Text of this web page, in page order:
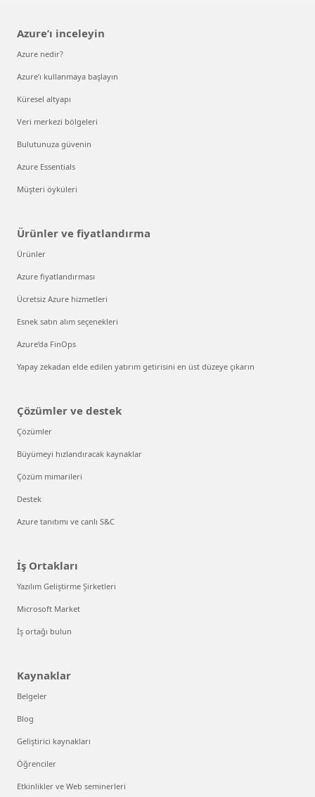
Azure’ı inceleyin
Azure nedir?
Azure’ı kullanmaya başlayın
Küresel altyapı
Veri merkezi bölgeleri
Bulutunuza güvenin
Azure Essentials
Müşteri öyküleri
Ürünler ve fiyatlandırma
Ürünler
Azure fiyatlandırması
Ücretsiz Azure hizmetleri
Esnek satın alım seçenekleri
Azure’da FinOps
Yapay zekadan elde edilen yatırım getirisini en üst düzeye çıkarın
Çözümler ve destek
Çözümler
Büyümeyi hızlandıracak kaynaklar
Çözüm mimarileri
Destek
Azure tanıtımı ve canlı S&C
İş Ortakları
Yazılım Geliştirme Şirketleri
Microsoft Market
İş ortağı bulun
Kaynaklar
Belgeler
Blog
Geliştirici kaynakları
Öğrenciler
Etkinlikler ve Web seminerleri